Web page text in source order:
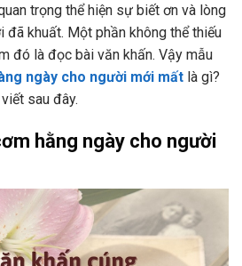
trọng thể hiện sự biết ơn và lòng
đã khuất. Một phần không thể thiếu
đó là đọc bài văn khấn. Vậy mẫu
ngày cho người mới mất là gì?
sau đây.
hằng ngày cho người